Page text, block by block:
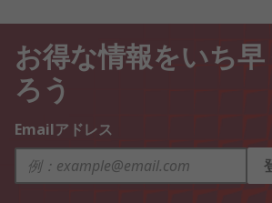
お得な情報をいち
ろう
Emailアドレス